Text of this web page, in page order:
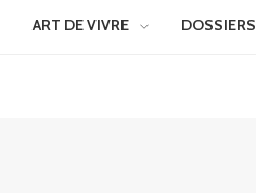
ART DE VIVRE DOSSIERS